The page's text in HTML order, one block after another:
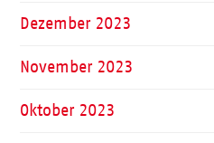
Dezember 2023
November 2023
Oktober 2023